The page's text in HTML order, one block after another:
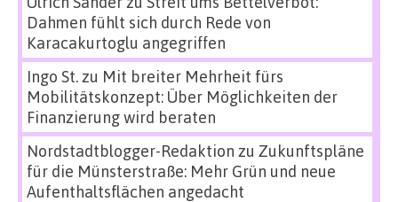
Dahmen fühlt sich durch Rede von
Karacakurtoglu angegriffen
Ingo St.zu Mit breiter Mehrheit fürs
Mobilitätskonzept: Über Möglichkeiten der
Finanzierung wird beraten
Nordstadtblogger-Redaktion zu Zukunftspläne
für die Münsterstraße: Mehr Grün und neue
Aufenthaltsflächen angedacht